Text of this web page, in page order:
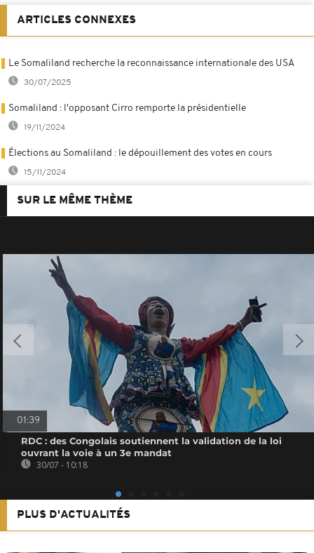
ARTICLES CONNEXES
Le Somaliland recherche la reconnaissance internationale des USA
30/07/2025
Somaliland : l'opposant Cirro remporte la présidentielle
19/11/2024
Élections au Somaliland : le dépouillement des votes en cours
15/11/2024
SUR LE MÊME THÈME
01:39
RDC : des Congolais soutiennent la validation de la loi
ouvrant la voie à un 3e mandat
30/07 - 10:18
PLUS D'ACTUALITÉS